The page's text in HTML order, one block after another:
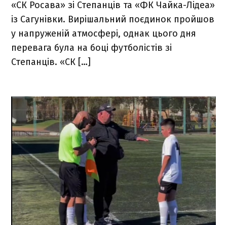
«СК Росава» зі Степанців та «ФК Чайка-Лідеа»
із Сагунівки. Вирішальний поєдинок пройшов
у напруженій атмосфері, однак цього дня
перевага була на боці футболістів зі
Степанців. «СК […]